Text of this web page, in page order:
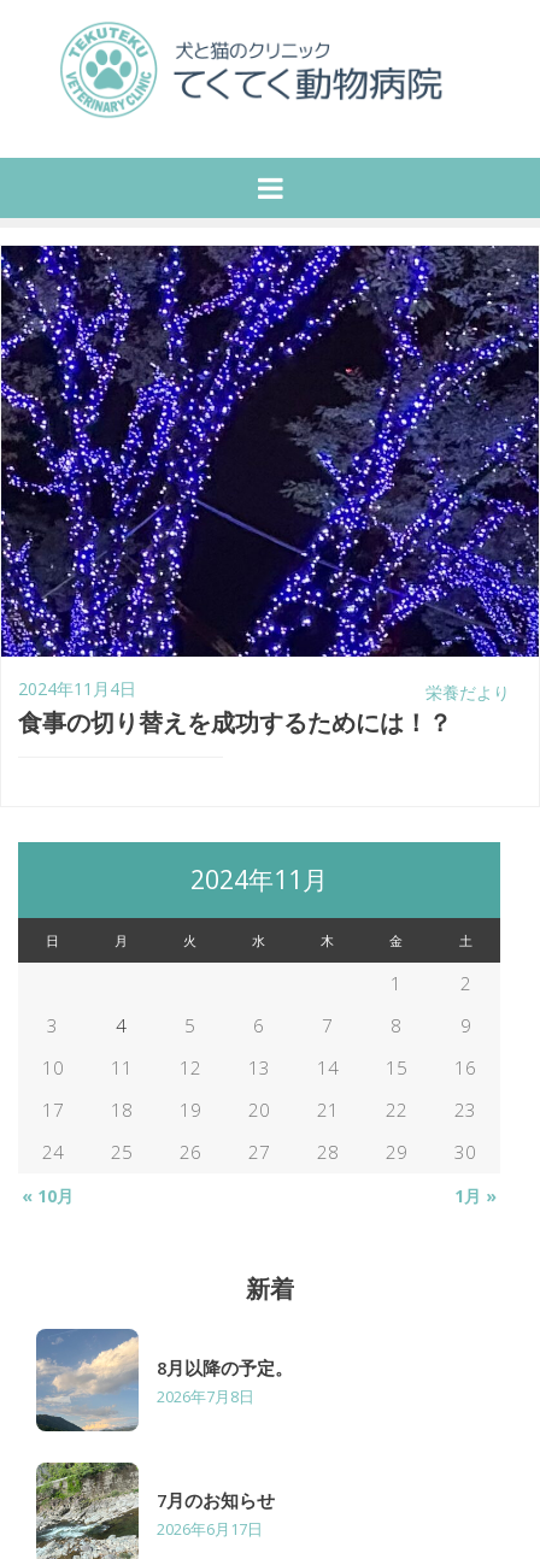
栄養だより
2024年11月4日
食事の切り替えを成功するためには！？
2024年11月
日 月 火 水 木 金 土
1
2
3
4 5 6 7 8
9
10
11 12 13 14 15
16
17
18 19 20 21 22
23
24
25 26 27 28 29 30
« 10月 1月 »
新着
8月以降の予定。
2026年7月8日
7月のお知らせ
2026年6月17日